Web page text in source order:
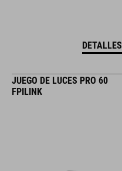
DETALLES
JUEGO DE LUCES PRO 60
FPILINK